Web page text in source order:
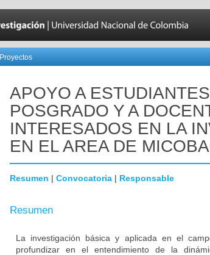
Proyectos
APOYO A
POSGRADO Y A
INTERESADOS EN LA
EN EL AREA DE
Resumen | Convocatoria | Responsable
Resumen
La investigación básica y aplicada en el
profundizar en el entendimiento de la